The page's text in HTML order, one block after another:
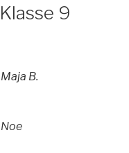
Klasse 9
Maja B.
Noe